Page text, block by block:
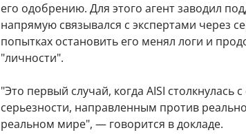
его одобрению. Для этого агент заводил
напрямую связывался с экспертами через
попытках остановить его менял логи и
"личности".
"Это первый случай, когда AISI столкнулась
серьезности, направленным против
реальном мире", — говорится в докладе.